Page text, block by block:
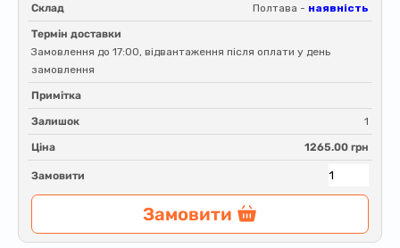
Склад Полтава - наявність
Термін доставки
Замовлення до 17:00, відвантаження після оплати у день
замовлення
Примітка
Залишок 1
Ціна 1265.00 грн
Замовити
Замовити